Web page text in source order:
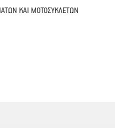
ΚΑΙ ΜΟΤΟΣΥΚΛΕΤΩΝ